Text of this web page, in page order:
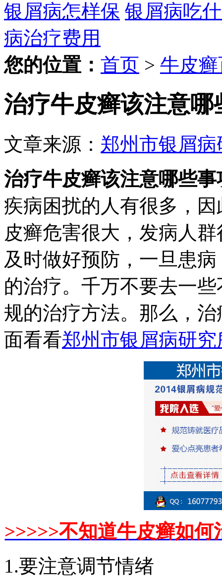
银屑病怎样保 银屑病吃
病治疗费用
您的位置： 首页 > 牛皮
治疗牛皮癣该注意哪
文章来源： 郑州市银屑病
治疗牛皮癣该注意哪些事
疾病困扰的人有很多，
皮癣危害很大，发病人
及时做好预防，一旦患
的治疗。千万不要去一
规的治疗方法。那么，
面看看郑州市银屑病研究
>>>>>不知道牛皮癣如
1.要注意调节情绪